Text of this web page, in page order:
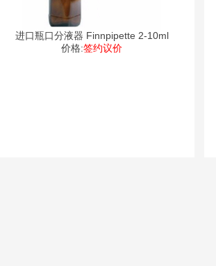
进口瓶口分液器 Finnpipette 2-10ml
价格:签约议价